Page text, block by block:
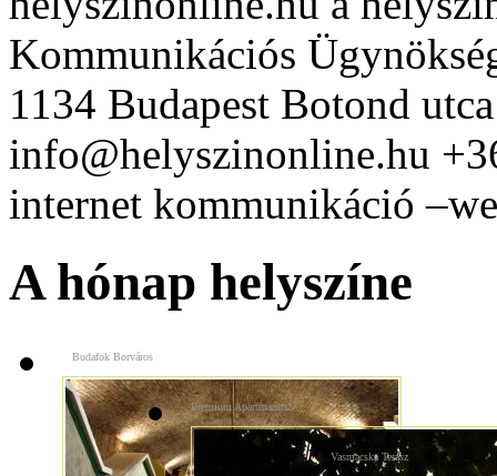
Kommunikációs
1134 Budapest Botond
info@helyszinonline.hu
internet kommunikáció
A hónap helyszíne
Budafok Borváros
Premium Apartmanház
Vasmacska Terasz